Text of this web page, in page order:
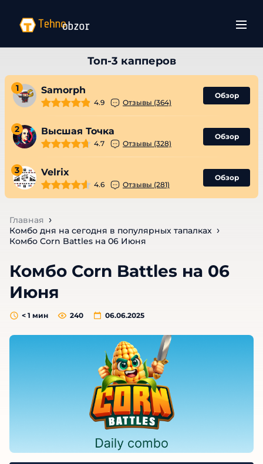
1 Samorph
4.9 Отзывы (364)
Обзор
2 Высшая Точка
4.7 Отзывы (328)
Обзор
3 Velrix
4.6 Отзывы (281)
Обзор
Главная
Комбо дня на сегодня в популярных тапалках
Комбо Corn Battles на 06 Июня
Комбо Corn Battles на 06
Июня
06.06.2025
< 1 мин 240